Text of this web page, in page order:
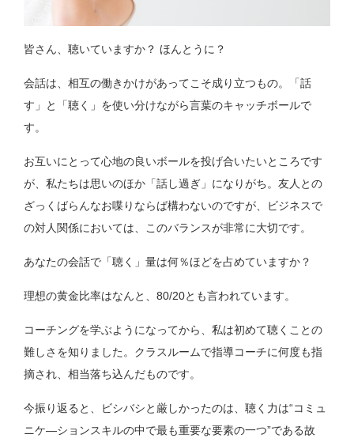
皆さん、聴いていますか？ ほんとうに？
会話は、相互の働きかけがあってこそ成り立つもの。「話
す」と「聴く」を使い分けながら言葉のキャッチボールで
す。
お互いにとって心地の良いボールを投げ合いたいところです
が、私たちは思いのほか「話し過ぎ」になりがち。友人との
ざっくばらんなお喋りならば構わないのですが、ビジネスで
の対人関係においては、このバランスが非常に大切です。
あなたの会話で「聴く」量は何％ほどを占めていますか？
理想の黄金比率はなんと、80/20とも言われています。
コーチングを学ぶようになってから、私は初めて聴くことの
難しさを知りました。クラスルームで指導コーチに何度も指
摘され、相当落ち込んだものです。
今振り返ると、ビシバシと厳しかったのは、聴く力は“コミュ
ニケ―ションスキルの中で最も重要な要素の一つ”である故